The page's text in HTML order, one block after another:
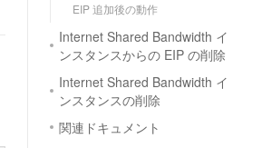
EIP 追加後の動作
Internet Shared Bandwidth イ
ンスタンスからの EIP の削除
Internet Shared Bandwidth イ
ンスタンスの削除
関連ドキュメント